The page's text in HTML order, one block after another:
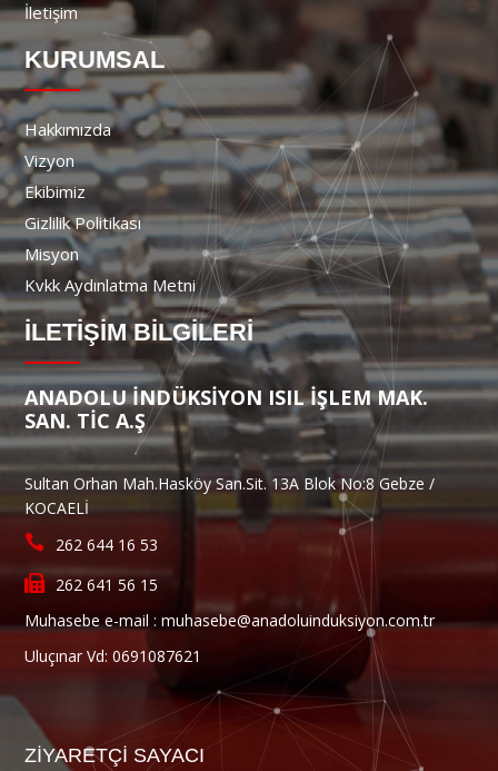
İletişim
KURUMSAL
Hakkımızda
Vizyon
Ekibimiz
Gizlilik Politikası
Misyon
Kvkk Aydınlatma Metni
İLETİŞİM BİLGİLERİ
ANADOLU İNDÜKSİYON ISIL İŞLEM MAK.
SAN. TİC A.Ş
Sultan Orhan Mah.Hasköy San.Sit. 13A Blok No:8 Gebze /
KOCAELİ
262 644 16 53
262 641 56 15
Muhasebe e-mail : muhasebe@anadoluinduksiyon.com.tr
Uluçınar Vd: 0691087621
ZIYARETÇI SAYACI